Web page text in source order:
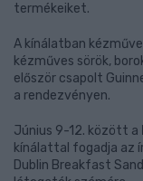
termékeiket.
A kínálatban
kézműves sörök,
először csapolt
a rendezvényen.
Június 9-12. között a
kínálattal fogadja az
Dublin Breakfast